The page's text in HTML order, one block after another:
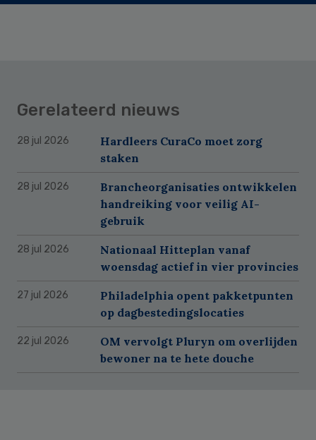
Gerelateerd nieuws
28 jul 2026
Hardleers CuraCo moet zorg
staken
28 jul 2026
Brancheorganisaties ontwikkelen
handreiking voor veilig AI-
gebruik
28 jul 2026
Nationaal Hitteplan vanaf
woensdag actief in vier provincies
27 jul 2026
Philadelphia opent pakketpunten
op dagbestedingslocaties
22 jul 2026
OM vervolgt Pluryn om overlijden
bewoner na te hete douche